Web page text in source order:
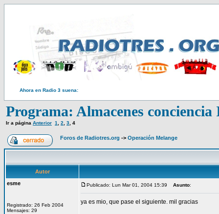
Ahora en Radio 3 suena:
Programa: Almacenes
Ir a página Anterior 1 2 3 4
Foros de Radiotres.org -> Operación Melange
Autor
esme
Registrado: 26 Feb 2004
Mensajes: 29
Publicado: Lun Mar 01, 2004 15:39 Asunto:
ya es mio, que pase el siguiente. mil gracias